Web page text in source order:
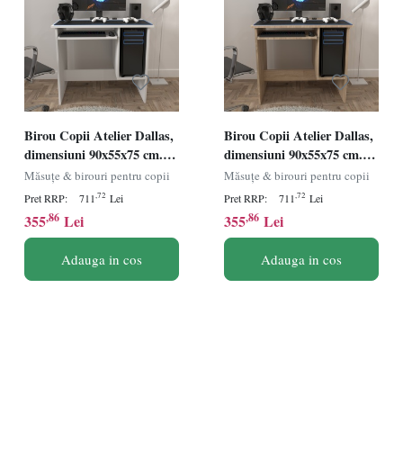
Birou Copii Atelier Dallas,
dimensiuni 90x55x75 cm.
culoare alb, suport
tastatura
Măsuțe & birouri pentru copii
Pret RRP: 711,72 Lei
355,86 Lei
Adauga in cos
Birou Copii Atelier Dallas,
dimensiuni 90x55x75 cm.
culoare sonoma, suport
tastatura
Măsuțe & birouri pentru copii
Pret RRP: 711,72 Lei
355,86 Lei
Adauga in cos